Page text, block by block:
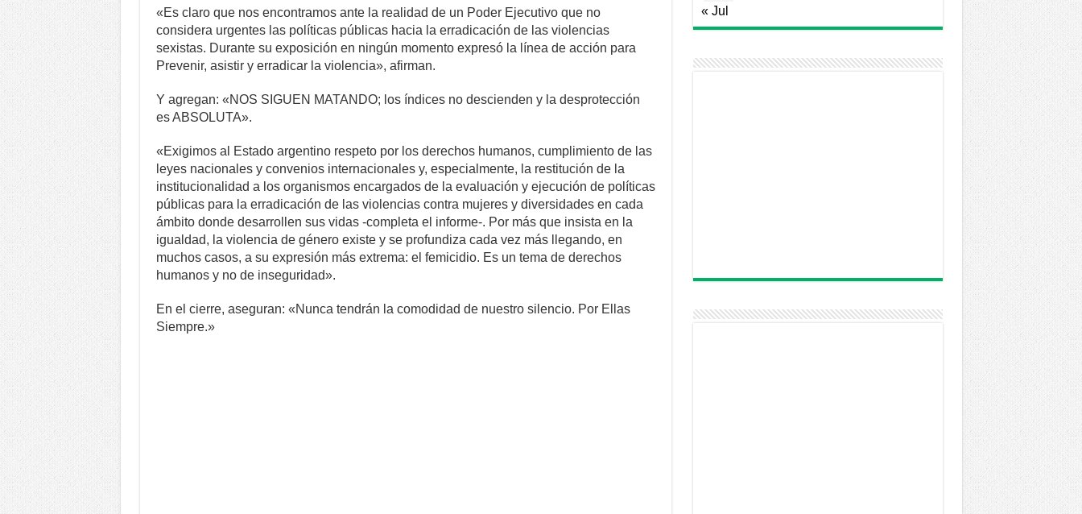
«Es claro que nos encontramos ante la realidad de un Poder Ejecutivo que no
considera urgentes las políticas públicas hacia la erradicación de las violencias
sexistas. Durante su exposición en ningún momento expresó la línea de acción para
Prevenir, asistir y erradicar la violencia», afirman.
Y agregan: «NOS SIGUEN MATANDO; los índices no descienden y la desprotección
es ABSOLUTA».
«Exigimos al Estado argentino respeto por los derechos humanos, cumplimiento de las
leyes nacionales y convenios internacionales y, especialmente, la restitución de la
institucionalidad a los organismos encargados de la evaluación y ejecución de políticas
públicas para la erradicación de las violencias contra mujeres y diversidades en cada
ámbito donde desarrollen sus vidas -completa el informe-. Por más que insista en la
igualdad, la violencia de género existe y se profundiza cada vez más llegando, en
muchos casos, a su expresión más extrema: el femicidio. Es un tema de derechos
humanos y no de inseguridad».
En el cierre, aseguran: «Nunca tendrán la comodidad de nuestro silencio. Por Ellas
Siempre.»
« Jul